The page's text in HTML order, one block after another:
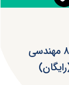
دانلود سوالات و کلید کنکور ارشد ۸۶ مهندسی